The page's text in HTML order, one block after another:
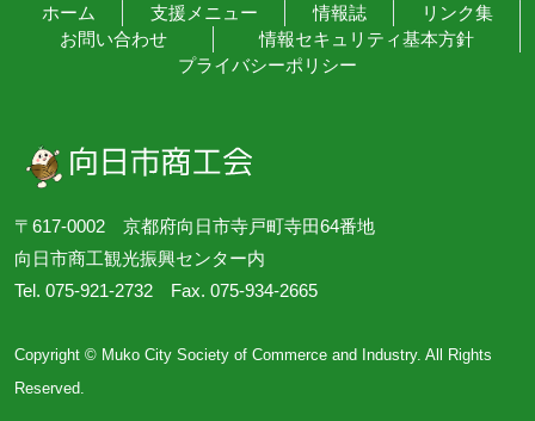
ホーム 支援メニュー 情報誌
リンク集
お問い合わせ
情報セキュリティ基本方針
プライバシーポリシー
〒617-0002 京都府向日市寺戸町寺田64番地
向日市商工観光振興センター内
Tel. 075-921-2732 Fax. 075-934-2665
Copyright © Muko City Society of Commerce and Industry. All Rights
Reserved.